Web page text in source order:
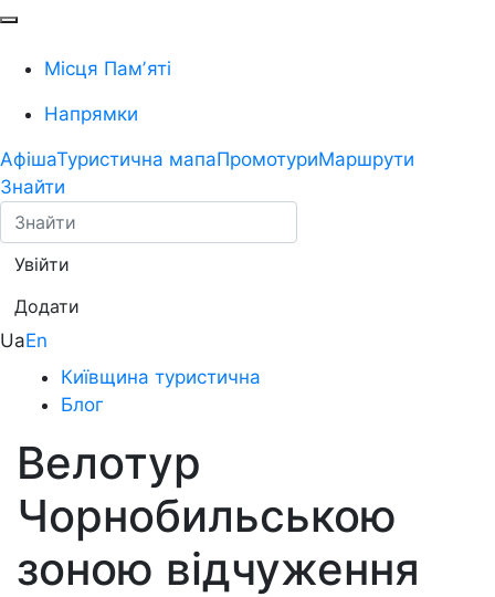
Місця Памʼяті
Напрямки
АфішаТуристична мапаПромотуриМаршрути
Знайти
Увійти
Додати
UaEn
Київщина туристична
Блог
Велотур
Чорнобильською
зоною відчуження